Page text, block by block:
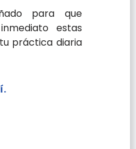
para que
estas
práctica diaria